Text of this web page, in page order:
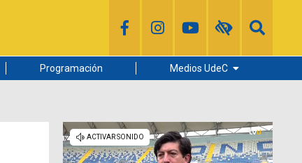
Programación Medios UdeC
Radio UdeC
Noticias UdeC